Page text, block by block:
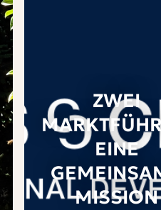
ZWEI
EINE
MISSION